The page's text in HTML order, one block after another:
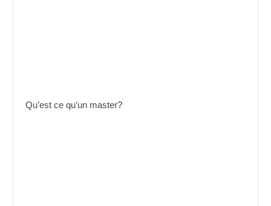
Qu’est ce qu’un master?